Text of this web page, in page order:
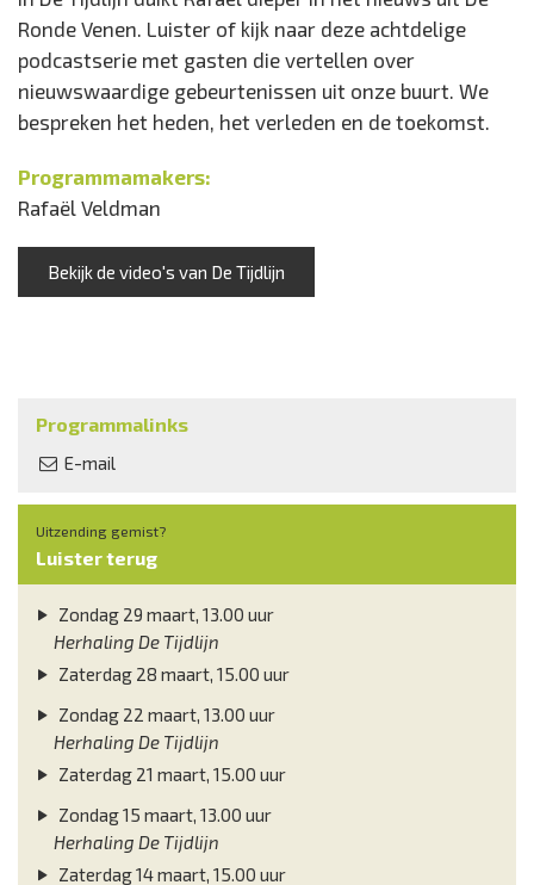
Ronde Venen. Luister of kijk naar deze achtdelige
podcastserie met gasten die vertellen over
nieuwswaardige gebeurtenissen uit onze buurt. We
bespreken het heden, het verleden en de toekomst.
Programmamakers:
Rafaël Veldman
Bekijk de video's van De Tijdlijn
Programmalinks
E-mail
Uitzending gemist?
Luister terug
Zondag 29 maart, 13.00 uur
Herhaling De Tijdlijn
Zaterdag 28 maart, 15.00 uur
Zondag 22 maart, 13.00 uur
Herhaling De Tijdlijn
Zaterdag 21 maart, 15.00 uur
Zondag 15 maart, 13.00 uur
Herhaling De Tijdlijn
Zaterdag 14 maart, 15.00 uur